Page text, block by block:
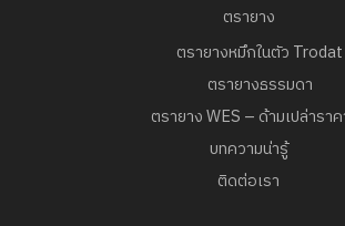
ตรายาง
ตรายางหมึกในตัว Trodat
ตรายางธรรมดา
ตรายาง WES – ด้ามเปล่ารา
บทความน่ารู้
ติดต่อเรา